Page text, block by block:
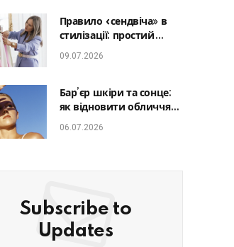
Правило «сендвіча» в
стилізації: простий
лайфхак, який зробить
09.07.2026
Бар’єр шкіри та сонце:
як відновити обличчя
після відпустки та
06.07.2026
Subscribe to
Updates